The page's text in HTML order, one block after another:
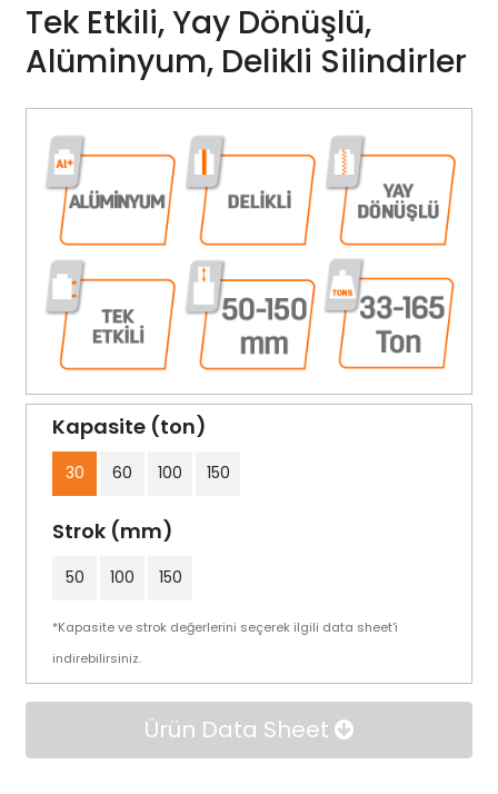
Tek Etkili, Yay Dönüşlü,
Alüminyum, Delikli Silindirler
Kapasite (ton)
30 60 100 150
Strok (mm)
50 100 150
*Kapasite ve strok değerlerini seçerek ilgili data sheet'i
indirebilirsiniz.
Ürün Data Sheet